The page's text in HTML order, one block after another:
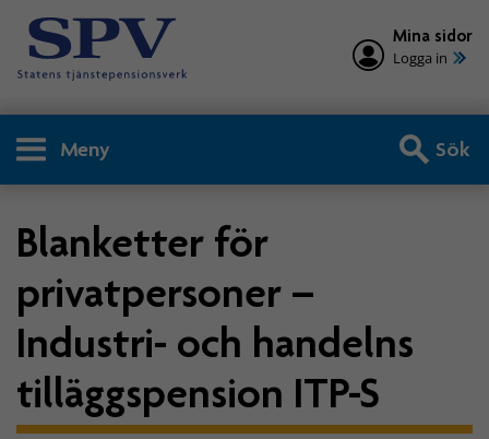
Mina sidor
Logga in
Meny Sök
Blanketter för
privatpersoner –
Industri- och handelns
tilläggspension ITP-S